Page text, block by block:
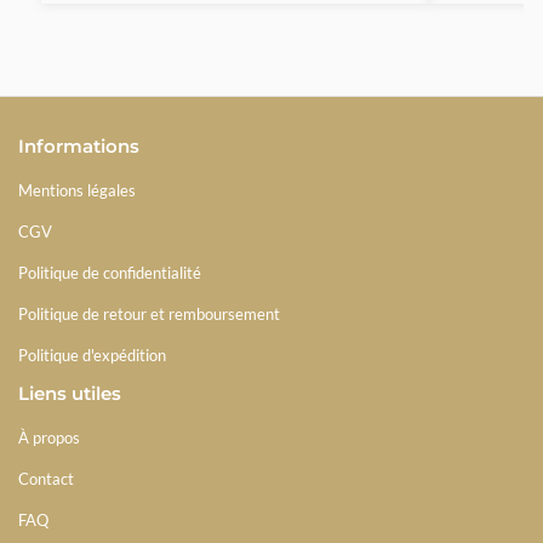
Informations
Mentions légales
CGV
Politique de confidentialité
Politique de retour et remboursement
Politique d'expédition
Liens utiles
À propos
Contact
FAQ